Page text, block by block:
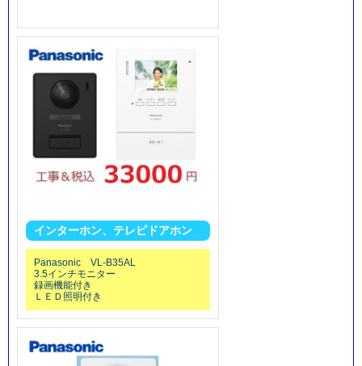
インターホン、テレビドアホン
Panasonic VL-B35AL
3.5インチモニター
録画機能付き
ＬＥＤ照明付き